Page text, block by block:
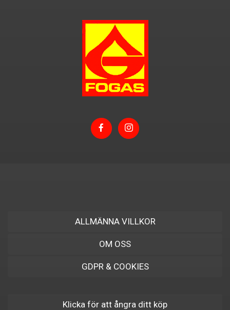
ALLMÄNNA VILLKOR
OM OSS
GDPR & COOKIES
Klicka för att ångra ditt köp